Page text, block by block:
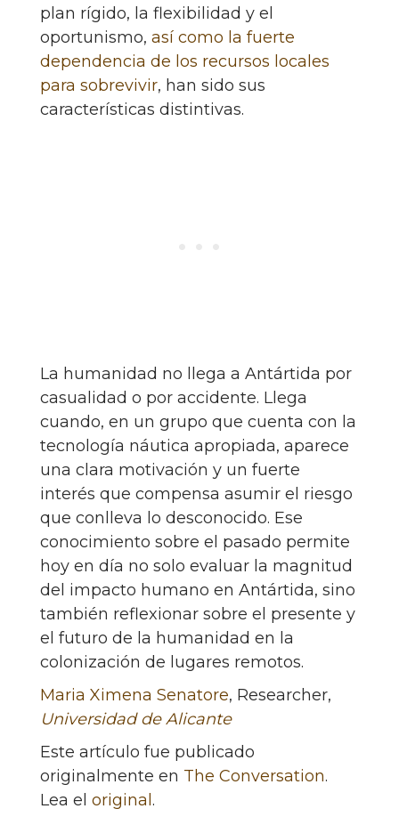
plan rígido, la flexibilidad y el
oportunismo, así como la fuerte
dependencia de los recursos locales
para sobrevivir, han sido sus
características distintivas.
La humanidad no llega a Antártida por
casualidad o por accidente. Llega
cuando, en un grupo que cuenta con la
tecnología náutica apropiada, aparece
una clara motivación y un fuerte
interés que compensa asumir el riesgo
que conlleva lo desconocido. Ese
conocimiento sobre el pasado permite
hoy en día no solo evaluar la magnitud
del impacto humano en Antártida, sino
también reflexionar sobre el presente y
el futuro de la humanidad en la
colonización de lugares remotos.
Maria Ximena Senatore, Researcher,
Universidad de Alicante
Este artículo fue publicado
originalmente en The Conversation.
Lea el original.